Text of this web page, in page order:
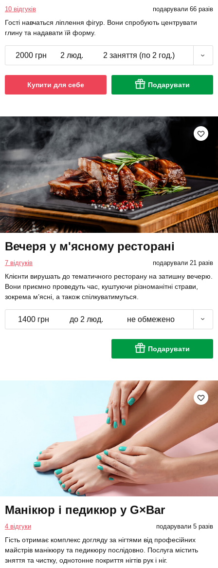
10 відгуків подарували 66 разів
Гості навчаться ліплення фігур. Вони спробують центрувати
глину та надавати їй форму.
2000 грн 2 люд. 2 заняття (по 2 год.)
Купити для себе Подарувати
Вечеря у м'ясному ресторані
7 відгуків подарували 21 разів
Клієнти вирушать до тематичного ресторану на затишну вечерю.
Вони приємно проведуть час, куштуючи різноманітні страви,
зокрема м’ясні, а також спілкуватимуться.
1400 грн до 2 люд. не обмежено
Подарувати
Манікюр і педикюр у G×Bar
4 відгуки подарували 5 разів
Гість отримає комплекс догляду за нігтями від професійних
майстрів манікюру та педикюру послідовно. Послуга містить
зняття та чистку, однотонне покриття нігтів рук і ніг.